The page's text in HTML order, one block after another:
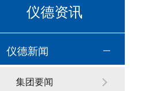
仪德资讯
仪德新闻
集团要闻